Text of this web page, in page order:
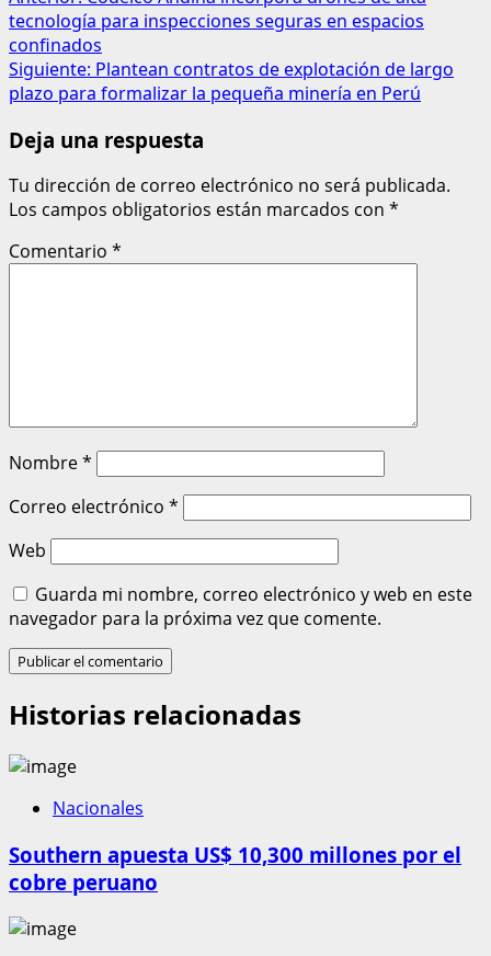
tecnología para inspecciones seguras en espacios
confinados
Siguiente: Plantean contratos de explotación de largo
plazo para formalizar la pequeña minería en Perú
Deja una respuesta
Tu dirección de correo electrónico no será publicada.
Los campos obligatorios están marcados con *
Comentario *
Nombre*
Correo electrónico *
Web
Guarda mi nombre, correo electrónico y web en este
navegador para la próxima vez que comente.
Historias relacionadas
Nacionales
Southern apuesta US$ 10,300 millones por el
cobre peruano